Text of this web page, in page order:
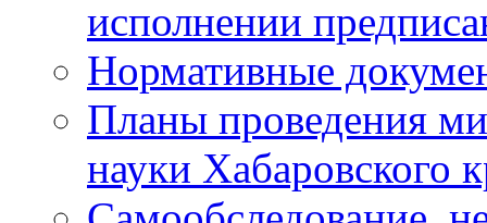
исполнении
Нормативные
Планы проведения
науки Хабаровского